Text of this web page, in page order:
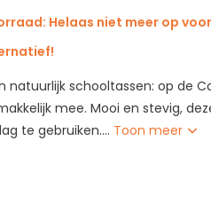
Helaas niet meer op
natuurlijk schooltassen: op de
mee. Mooi en stevig,
te gebruiken.... Toon meer